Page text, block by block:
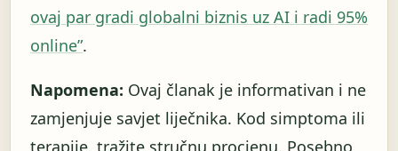
ovaj par gradi globalni biznis uz AI i radi 95%
online”.
Napomena: Ovaj članak je informativan i ne
zamjenjuje savjet liječnika. Kod simptoma ili
terapije, tražite stručnu procjenu. Posebno